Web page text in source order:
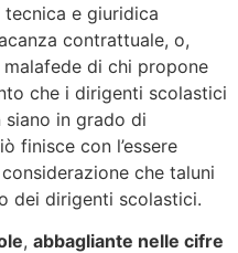
tecnica e giuridica
contrattuale, o,
malafede di chi propone
che i dirigenti scolastici
siano in grado di
finisce con l’essere
che taluni
dei dirigenti scolastici.
, abbagliante nelle cifre